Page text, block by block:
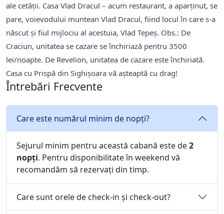
ale cetăţii. Casa Vlad Dracul – acum restaurant, a aparţinut, se
pare, voievodului muntean Vlad Dracul, fiind locul în care s-a
născut şi fiul mijlociu al acestuia, Vlad Tepeş. Obs.: De
Craciun, unitatea se cazare se închiriază pentru 3500
lei/noapte. De Revelion, unitatea de cazare este închiriată.
Casa cu Prispă din Sighișoara vă așteaptă cu drag!
Întrebări Frecvente
Care este numărul minim de nopți?
Sejurul minim pentru această cabană este de2
nopți. Pentru disponibilitate în weekend vă
recomandăm să rezervați din timp.
Care sunt orele de check-in și check-out?